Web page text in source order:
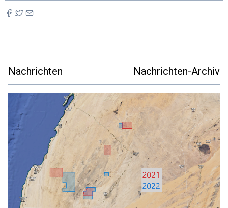
Nachrichten Nachrichten-Archiv